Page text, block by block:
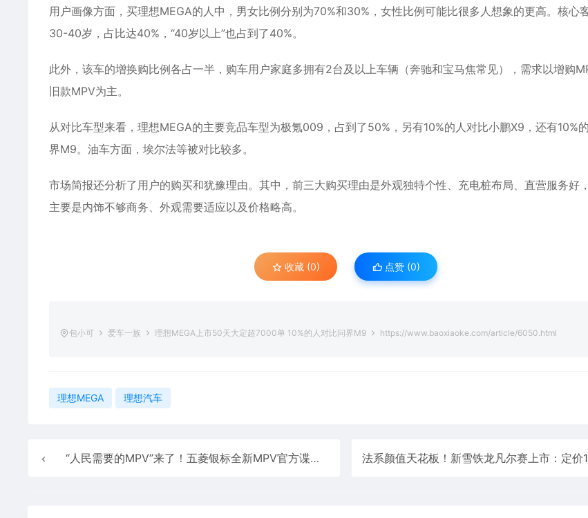
用户画像方面，买理想MEGA的人中，男女比例分别为70%和30%，女性比例可能比很多人想象的更高。核心
30-40岁，占比达40%，“40岁以上”也占到了40%。
此外，该车的增换购比例各占一半，购车用户家庭多拥有2台及以上车辆（奔驰和宝马焦常见），需求以增购
旧款MPV为主。
从对比车型来看，理想MEGA的主要竞品车型为极氪009，占到了50%，另有10%的人对比小鹏X9，还有10%
界M9。油车方面，埃尔法等被对比较多。
市场简报还分析了用户的购买和犹豫理由。其中，前三大购买理由是外观独特个性、充电桩布局、直营服务好
主要是内饰不够商务、外观需要适应以及价格略高。
收藏 (0) 点赞 (0)
包小可 爱车一族 理想MEGA上市50天大定超7000单 10%的人对比问界M9 https://www.baoxiaoke.com/article/6050.html
理想MEGA 理想汽车
“人民需要的MPV”来了！五菱银标全新MPV官方谍照正式公布